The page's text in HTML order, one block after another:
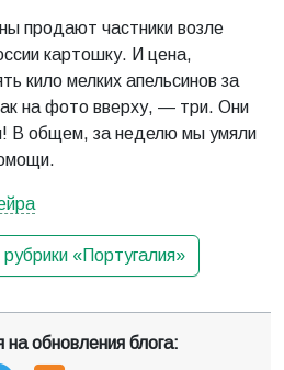
продают частники возле
картошку. И цена,
кило мелких апельсинов за
на фото вверху, — три. Они
В общем, за неделю мы умяли
«Португалия»
на обновления блога: